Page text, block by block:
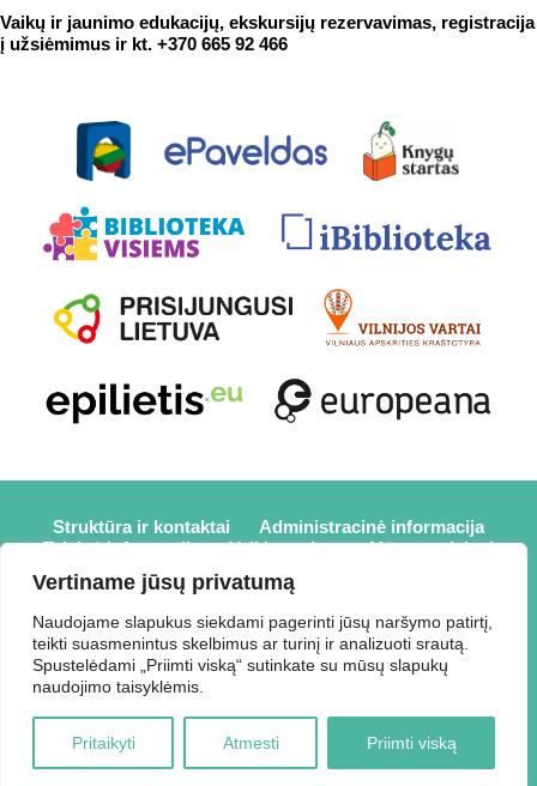
Vertiname jūsų privatumą
Naudojame slapukus siekdami pagerinti jūsų naršymo patirtį,
teikti suasmenintus skelbimus ar turinį ir analizuoti srautą.
Spustelėdami „Priimti viską“ sutinkate su mūsų slapukų
naudojimo taisyklėmis.
Pritaikyti Atmesti Priimti viską
Vaikų ir jaunimo edukacijų, ekskursijų rezervavimas, registracija
į užsiėmimus ir kt. +370 665 92 466
Struktūra ir kontaktai
Administracinė informacija
Teisinė informacija
Veiklos sritys
Mūsų projektai
Karjera
Partneriai
Prisijungti
2026 © Elektrėnų savivaldybės viešoji biblioteka,
Savivaldybės biudžetinė įstaiga, Draugystės g. 2, LT-26110
Elektrėnai, tel.: +370 648 80 788, el.p.:
Duomenys kaupiami ir saugomi Juridinių asmenų registre,
kodas 188207697.